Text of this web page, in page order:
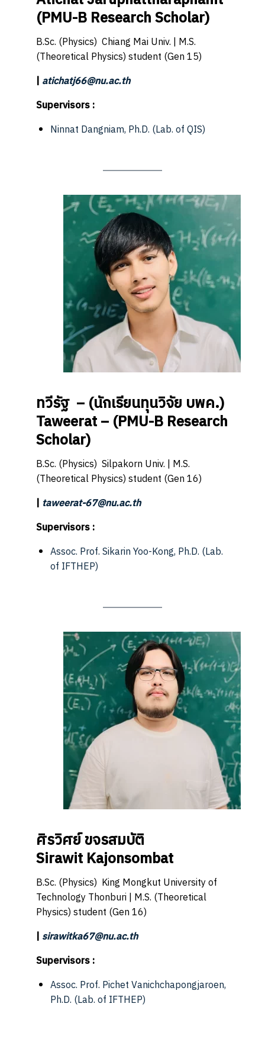
(PMU-B Research Scholar)
B.Sc. (Physics) Chiang Mai Univ. | M.S.
(Theoretical Physics) student (Gen 15)
| atichatj66@nu.ac.th
Supervisors :
Ninnat Dangniam, Ph.D. (Lab. of QIS)
ทวีรัฐ – (นักเรียนทุนวิจัย บพค.)
Taweerat – (PMU-B Research
Scholar)
B.Sc. (Physics) Silpakorn Univ. | M.S.
(Theoretical Physics) student (Gen 16)
| taweerat-67@nu.ac.th
Supervisors :
Assoc. Prof. Sikarin Yoo-Kong, Ph.D. (Lab.
of IFTHEP)
ศิรวิศย์ ขจรสมบัติ
Sirawit Kajonsombat
B.Sc. (Physics) King Mongkut University of
Technology Thonburi | M.S. (Theoretical
Physics) student (Gen 16)
| sirawitka67@nu.ac.th
Supervisors :
Assoc. Prof. Pichet Vanichchapongjaroen,
Ph.D. (Lab. of IFTHEP)